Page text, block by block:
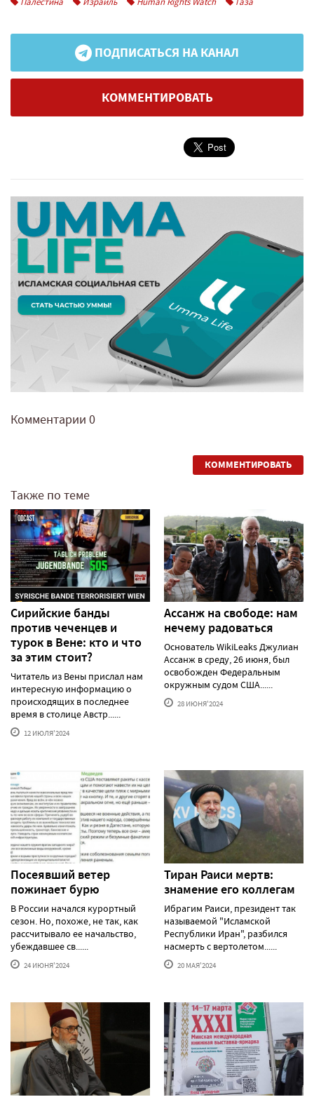
ПОДПИСАТЬСЯ НА КАНАЛ
КОММЕНТИРОВАТЬ
Комментарии 0
КОММЕНТИРОВАТЬ
Также по теме
Сирийские банды
против чеченцев и
турок в Вене: кто и что
за этим стоит?
Читатель из Вены прислал нам
интересную информацию о
происходящих в последнее
время в столице Австр......
12 ИЮЛЯ'2024
Ассанж на свободе: нам
нечему радоваться
Основатель WikiLeaks Джулиан
Ассанж в среду, 26 июня, был
освобожден Федеральным
окружным судом США......
28 ИЮНЯ'2024
Посеявший ветер
пожинает бурю
В России начался курортный
сезон. Но, похоже, не так, как
рассчитывало ее начальство,
убеждавшее св......
24 ИЮНЯ'2024
Тиран Раиси мертв:
знамение его коллегам
Ибрагим Раиси, президент так
называемой "Исламской
Республики Иран", разбился
насмерть с вертолетом......
20 МАЯ'2024